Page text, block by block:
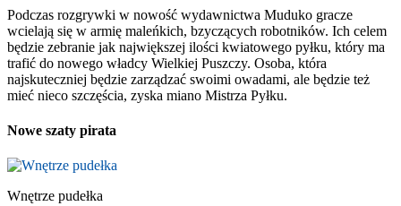
Podczas rozgrywki w nowość wydawnictwa Muduko gracze
wcielają się w armię maleńkich, bzyczących robotników. Ich celem
będzie zebranie jak największej ilości kwiatowego pyłku, który ma
trafić do nowego władcy Wielkiej Puszczy. Osoba, która
najskuteczniej będzie zarządzać swoimi owadami, ale będzie też
mieć nieco szczęścia, zyska miano Mistrza Pyłku.
Nowe szaty pirata
Wnętrze pudełka